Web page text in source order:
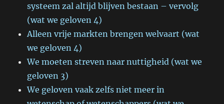
systeem zal altijd blijven bestaan – vervolg
(wat we geloven 4)
Alleen vrije markten brengen welvaart (wat
we geloven 4)
We moeten streven naar nuttigheid (wat we
geloven 3)
We geloven vaak zelfs niet meer in